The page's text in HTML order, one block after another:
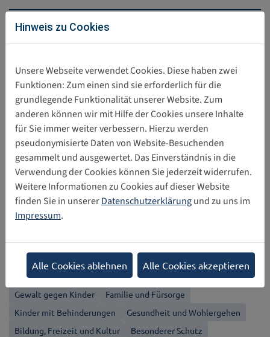
Direkter Download
Action plan against cyberbullying 355 KB
Diesen Beitrag teilen
Zurück
Kategorien
Kinderrechte Digital
Nicht-Diskriminierung
Vorrang des Kindeswohls
Recht auf Leben
Berücksichtigung des Kindeswillens
Entwicklung des Kindes
Bürgerrechte und Freiheiten
Gewalt gegen Kinder
Familie und Fürsorge
Kinder mit Behinderungen
Gesundheit und Wohlergehen
Bildung, Freizeit und Kultur
Besonderer Schutz
Hinweis zu Cookies
Unsere Webseite verwendet Cookies. Diese haben zwei
Funktionen: Zum einen sind sie erforderlich für die
grundlegende Funktionalität unserer Website. Zum
anderen können wir mit Hilfe der Cookies unsere Inhalte
für Sie immer weiter verbessern. Hierzu werden
pseudonymisierte Daten von Website-Besuchenden
gesammelt und ausgewertet. Das Einverständnis in die
Verwendung der Cookies können Sie jederzeit widerrufen.
Weitere Informationen zu Cookies auf dieser Website
finden Sie in unsererDatenschutzerklärungund zu uns im
Impressum.
Alle Cookies ablehnen Alle Cookies akzeptieren